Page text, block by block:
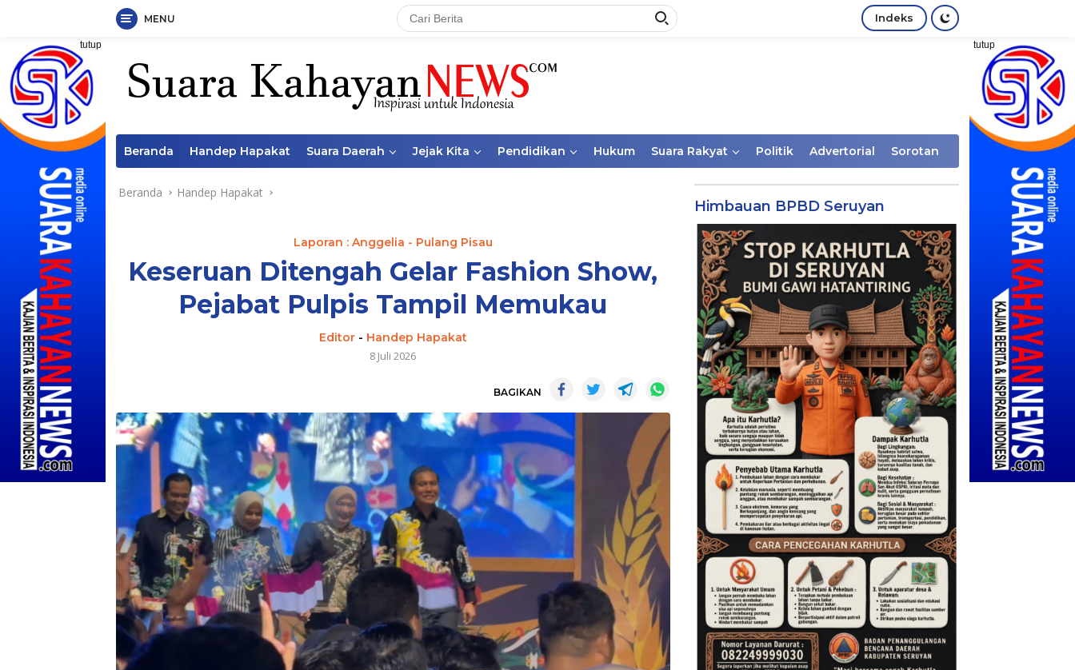
Langsung
konten
MENU Indeks
tutup tutup
Beranda Handep Hapakat Suara Daerah Jejak Kita Pendidikan Hukum Suara Rakyat Politik Advertorial Sorotan
Beranda Handep Hapakat
Laporan : Anggelia - Pulang Pisau
Keseruan Ditengah Gelar Fashion Show,
Pejabat Pulpis Tampil Memukau
Editor- Handep Hapakat
8 Juli 2026
BAGIKAN
Himbauan BPBD Seruyan